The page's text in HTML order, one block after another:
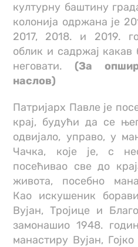
културну баштину
колонија одржана је
2017, 2018. и 2019.
облик и садржај какав
неговати.(За
наслов)
Патријарх Павле је
крај, будући да се
одвијало, управо, у
Чачка, које је, с
посећивао све до
живота, посебно
Као искушеник
Вујан, Тројице и
замонашио 1948.
манастиру Вујан,